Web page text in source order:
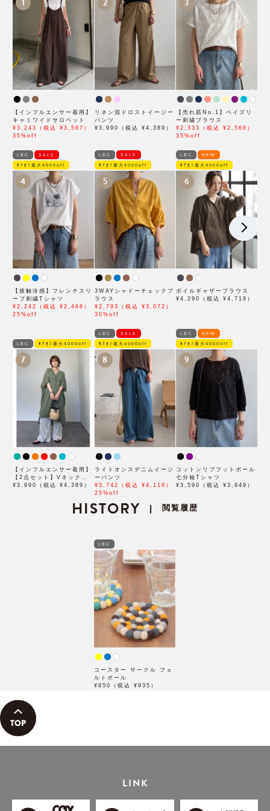
1
【インフルエンサー着用】
キャミワイドサロペット
¥3,243（税込 ¥3,567）
35%off
2
リネン混ドロストイージー
パンツ
¥3,990（税込 ¥4,389）
3
【売れ筋No.1】ペイズリ
ー刺繍ブラウス
¥2,333（税込 ¥2,566）
35%off
LBC SALE
ﾓｱｵﾌ最大4000off
4
【接触冷感】フレンチスリ
ーブ刺繍Tシャツ
¥2,242（税込 ¥2,466）
25%off
LBC SALE
ﾓｱｵﾌ最大4000off
5
3WAYシャドーチェックブ
ラウス
¥2,793（税込 ¥3,072）
30%off
LBC NEW
ﾓｱｵﾌ最大4000off
6
ボイルギャザーブラウス
¥4,290（税込 ¥4,719）
LBC ﾓｱｵﾌ最大4000off
7
【インフルエンサー着用】
【2点セット】Vネックピ
ンタックセットワンピース
¥3,990（税込 ¥4,389）
LBC SALE
ﾓｱｵﾌ最大4000off
8
ライトオンスデニムイージ
ーパンツ
¥3,742（税込 ¥4,116）
25%off
LBC NEW
ﾓｱｵﾌ最大4000off
9
コットンリブフットボール
七分袖Tシャツ
¥3,590（税込 ¥3,949）
HISTORY | 閲覧履歴
LBC
コースター サークル フェ
ルトボール
¥850（税込 ¥935）
LINK